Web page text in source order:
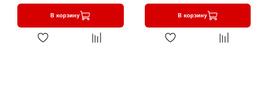
В корзину В корзину